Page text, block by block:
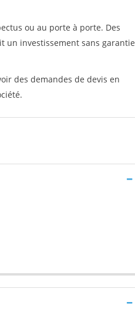
ou au porte à porte. Des
un investissement sans garantie
des demandes de devis en